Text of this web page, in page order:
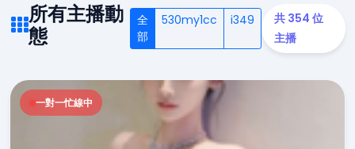
所有主播動
態
全
部
530my1cc i349
共 354 位
主播
一對一忙線中